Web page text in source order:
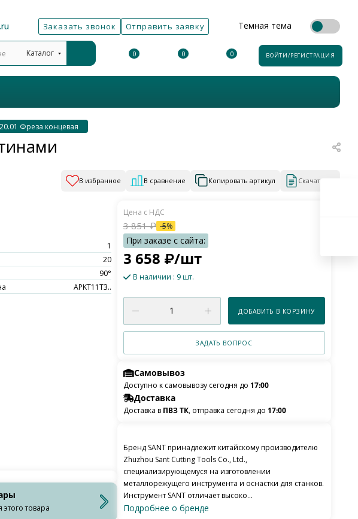
Заказать звонок Отправить заявку Темная тема
Каталог 0 0 0 ВОЙТИ/РЕГИСТРАЦИЯ
Фреза концевая
В избранное В сравнение Копировать артикул Скачать КП
1
20
90°
APKT11T3..
товара
3 658 ₽/шт
3 851₽ -5%
В наличии : 9 шт.
ДОБАВИТЬ В КОРЗИНУ
ЗАДАТЬ ВОПРОС
Самовывоз
Доступно к самовывозу сегодня до 17:00
Доставка
Доставка в ПВЗ ТК, отправка сегодня до 17:00
Бренд SANT принадлежит китайскому производителю
Zhuzhou Sant Cutting Tools Co., Ltd.,
специализирующемуся на изготовлении
металлорежущего инструмента и оснастки для станков.
Инструмент SANT отличает высоко...
Подробнее о бренде